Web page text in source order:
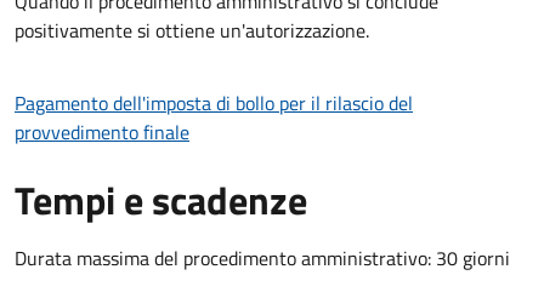
positivamente si ottiene un'autorizzazione.
Pagamento dell'imposta di bollo per il rilascio del
provvedimento finale
Tempi e scadenze
Durata massima del procedimento amministrativo: 30 giorni